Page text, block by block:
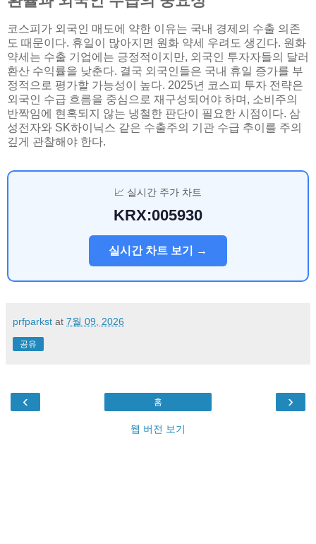
코스피가 외국인 매도에 약한 이유는 국내 경제의 수출 의존
도 때문이다. 휴일이 많아지면 원화 약세 우려도 생긴다. 원화
약세는 수출 기업에는 긍정적이지만, 외국인 투자자들의 달러
환산 수익률을 낮춘다. 결국 외국인들은 국내 휴일 증가를 부
정적으로 평가할 가능성이 높다. 2025년 코스피 투자 전략은
외국인 수급 흐름을 중심으로 재구성되어야 하며, 소비주의
반짝임에 현혹되지 않는 냉철한 판단이 필요한 시점이다. 삼
성전자와 SK하이닉스 같은 수출주의 기관 수급 추이를 주의
깊게 관찰해야 한다.
📈 실시간 주가 차트
KRX:005930
실시간 차트 보기 →
prfparkst at 7월 09, 2026
공유
‹ ›
홈
웹 버전 보기